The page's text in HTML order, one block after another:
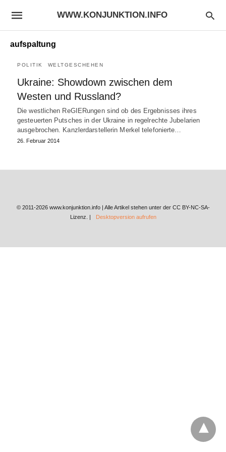
WWW.KONJUNKTION.INFO
aufspaltung
POLITIK WELTGESCHEHEN
Ukraine: Showdown zwischen dem
Westen und Russland?
Die westlichen ReGIERungen sind ob des Ergebnisses ihres
gesteuerten Putsches in der Ukraine in regelrechte Jubelarien
ausgebrochen. Kanzlerdarstellerin Merkel telefonierte…
26. Februar 2014
© 2011-2026 www.konjunktion.info | Alle Artikel stehen unter der CC BY-NC-SA-
Lizenz. |
Desktopversion aufrufen